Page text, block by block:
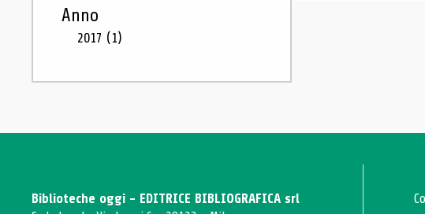
Anno
2017 (1)
Biblioteche oggi - EDITRICE BIBLIOGRAFICA srl